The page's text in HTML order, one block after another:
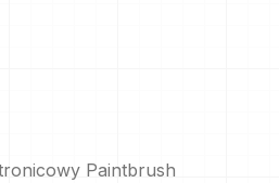
Paintbrush